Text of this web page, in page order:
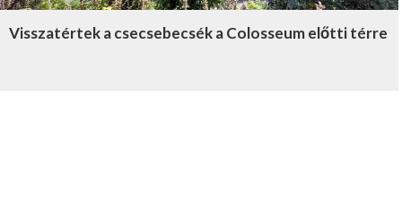
Visszatértek a csecsebecsék a Colosseum előtti térre